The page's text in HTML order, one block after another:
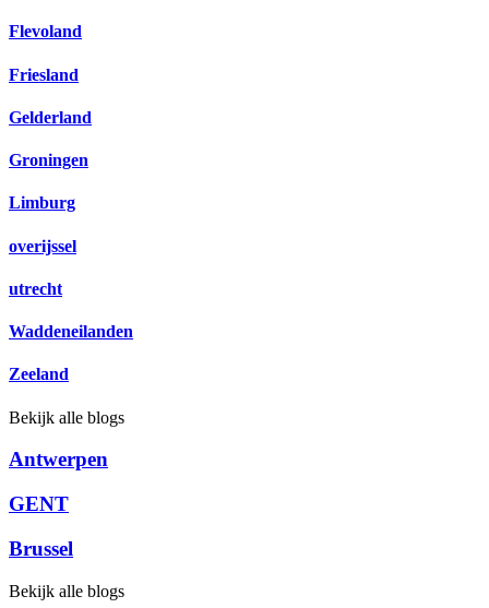
Flevoland
Friesland
Gelderland
Groningen
Limburg
overijssel
utrecht
Waddeneilanden
Zeeland
Bekijk alle blogs
Antwerpen
GENT
Brussel
Bekijk alle blogs